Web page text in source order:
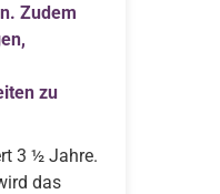
Zudem
zu
3 ½ Jahre.
das